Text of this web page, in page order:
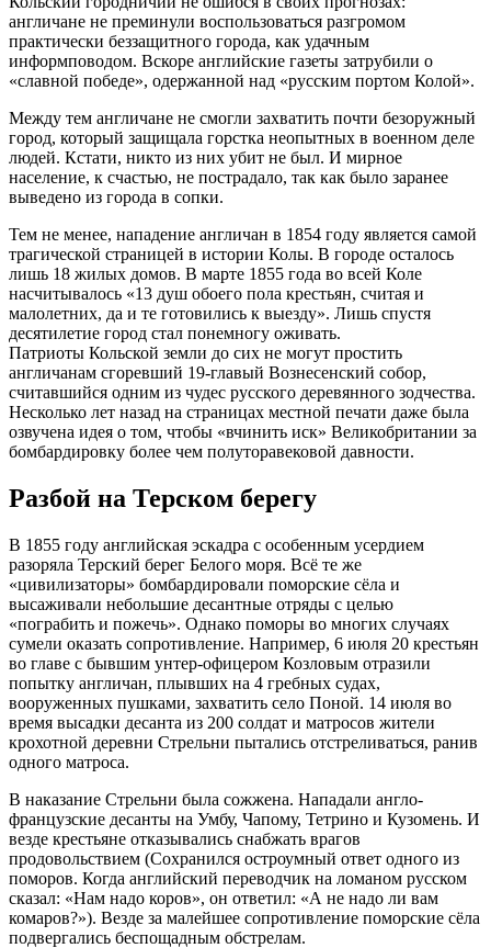
англичане не преминули воспользоваться разгромом
практически беззащитного города, как удачным
информповодом. Вскоре английские газеты затрубили о
«славной победе», одержанной над «русским портом Колой».
Между тем англичане не смогли захватить почти безоружный
город, который защищала горстка неопытных в военном деле
людей. Кстати, никто из них убит не был. И мирное
население, к счастью, не пострадало, так как было заранее
выведено из города в сопки.
Тем не менее, нападение англичан в 1854 году является самой
трагической страницей в истории Колы. В городе осталось
лишь 18 жилых домов. В марте 1855 года во всей Коле
насчитывалось «13 душ обоего пола крестьян, считая и
малолетних, да и те готовились к выезду». Лишь спустя
десятилетие город стал понемногу оживать.
Патриоты Кольской земли до сих не могут простить
англичанам сгоревший 19-главый Вознесенский собор,
считавшийся одним из чудес русского деревянного зодчества.
Несколько лет назад на страницах местной печати даже была
озвучена идея о том, чтобы «вчинить иск» Великобритании за
бомбардировку более чем полуторавековой давности.
Разбой на Терском берегу
В 1855 году английская эскадра с особенным усердием
разоряла Терский берег Белого моря. Всё те же
«цивилизаторы» бомбардировали поморские сёла и
высаживали небольшие десантные отряды с целью
«пограбить и пожечь». Однако поморы во многих случаях
сумели оказать сопротивление. Например, 6 июля 20 крестьян
во главе с бывшим унтер-офицером Козловым отразили
попытку англичан, плывших на 4 гребных судах,
вооруженных пушками, захватить село Поной. 14 июля во
время высадки десанта из 200 солдат и матросов жители
крохотной деревни Стрельни пытались отстреливаться, ранив
одного матроса.
В наказание Стрельни была сожжена. Нападали англо-
французские десанты на Умбу, Чапому, Тетрино и Кузомень. И
везде крестьяне отказывались снабжать врагов
продовольствием (Сохранился остроумный ответ одного из
поморов. Когда английский переводчик на ломаном русском
сказал: «Нам надо коров», он ответил: «А не надо ли вам
комаров?»). Везде за малейшее сопротивление поморские сёла
подвергались беспощадным обстрелам.